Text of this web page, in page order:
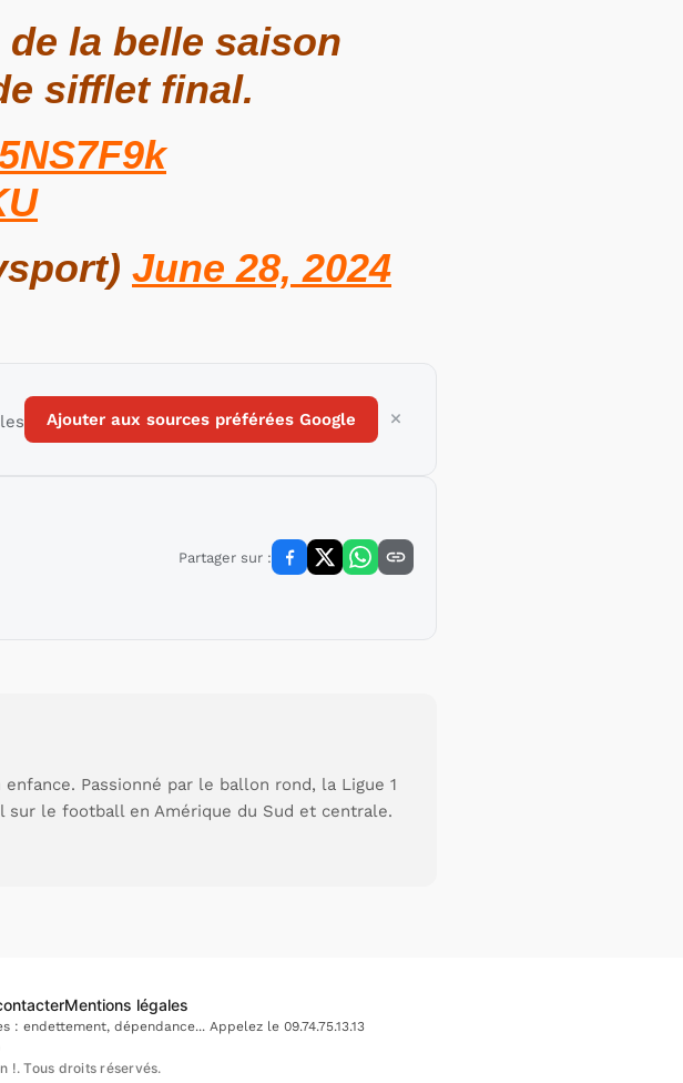
la belle saison
sifflet final.
June 28, 2024
Ajouter aux sources préférées Google
Partager sur :
Passionné par le ballon rond, la Ligue 1
sur le football en Amérique du Sud et centrale.
Mentions légales
endettement, dépendance... Appelez le 09.74.75.13.13
!. Tous droits réservés.